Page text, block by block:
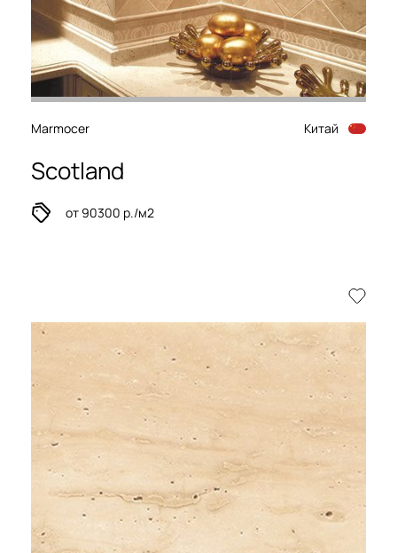
Marmocer Китай
Scotland
от 90300 р./м2